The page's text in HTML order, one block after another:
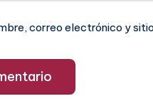
correo electrónico y